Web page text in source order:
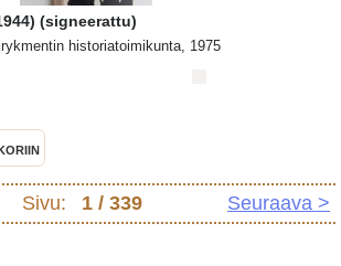
(signeerattu)
historiatoimikunta, 1975
Sivu: 1 / 339 Seuraava >